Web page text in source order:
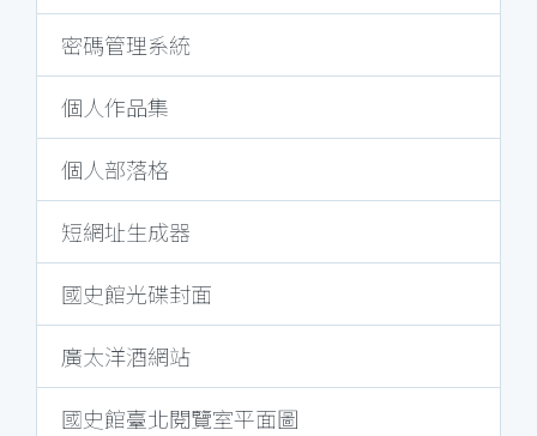
密碼管理系統
個人作品集
個人部落格
短網址生成器
國史館光碟封面
廣太洋酒網站
國史館臺北閱覽室平面圖